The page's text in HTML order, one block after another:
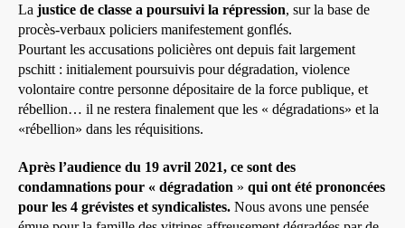
La justice de classe a poursuivi la répression, sur la base de
procès-verbaux policiers manifestement gonflés.
Pourtant les accusations policières ont depuis fait largement
pschitt : initialement poursuivis pour dégradation, violence
volontaire contre personne dépositaire de la force publique, et
rébellion… il ne restera finalement que les « dégradations» et la
«rébellion» dans les réquisitions.
Après l’audience du 19 avril 2021, ce sont des
condamnations pour « dégradation » qui ont été prononcées
pour les 4 grévistes et syndicalistes. Nous avons une pensée